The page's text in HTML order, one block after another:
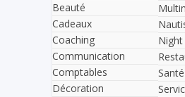
Beauté
Cadeaux
Coaching
Communication
Comptables
Décoration
Santé